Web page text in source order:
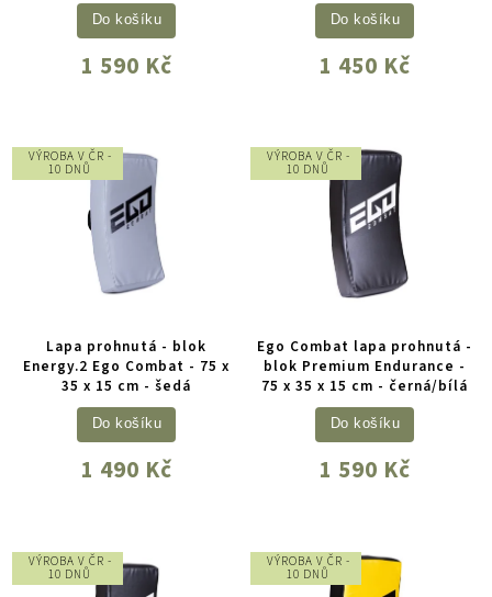
1 590 Kč
Do košíku
1 450 Kč
Do košíku
VÝROBA V ČR -
10 DNŮ
Lapa prohnutá - blok
Energy.2 Ego Combat - 75 x
35 x 15 cm - šedá
1 490 Kč
Do košíku
VÝROBA V ČR -
10 DNŮ
Ego Combat lapa prohnutá -
blok Premium Endurance -
75 x 35 x 15 cm - černá/bílá
1 590 Kč
Do košíku
VÝROBA V ČR -
10 DNŮ
VÝROBA V ČR -
10 DNŮ